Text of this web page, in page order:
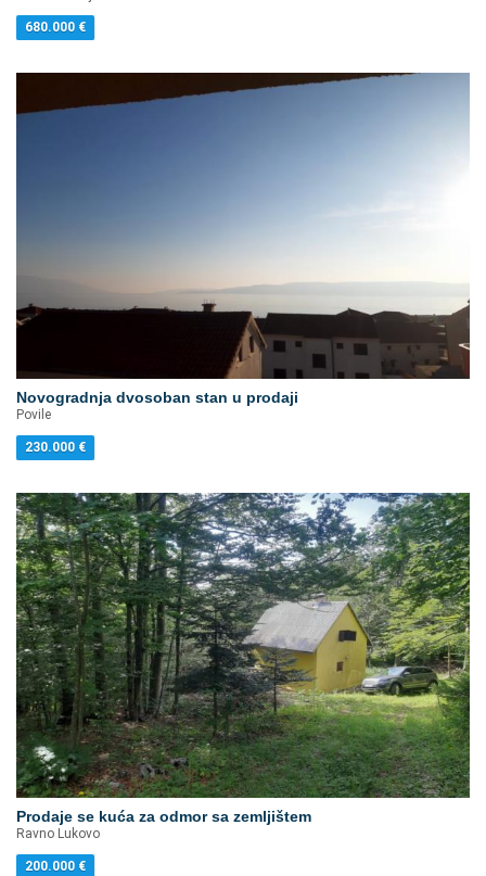
680.000 €
Novogradnja dvosoban stan u prodaji
Povile
230.000 €
Prodaje se kuća za odmor sa zemljištem
Ravno Lukovo
200.000 €